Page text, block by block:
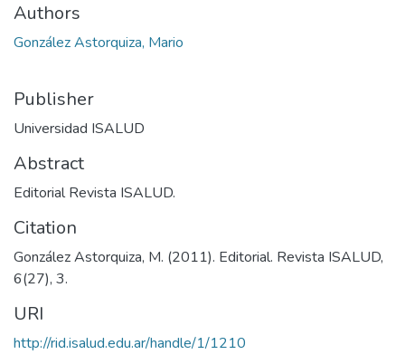
Authors
González Astorquiza, Mario
Publisher
Universidad ISALUD
Abstract
Editorial Revista ISALUD.
Citation
González Astorquiza, M. (2011). Editorial. Revista ISALUD,
6(27), 3.
URI
http://rid.isalud.edu.ar/handle/1/1210